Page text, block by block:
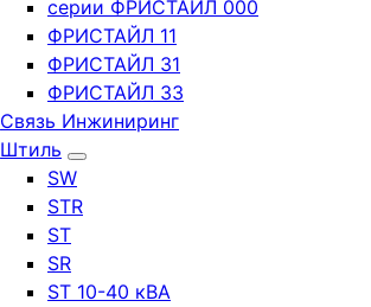
серии ФРИСТАЙЛ 000
ФРИСТАЙЛ 11
ФРИСТАЙЛ 31
ФРИСТАЙЛ 33
Связь Инжиниринг
Штиль
SW
STR
ST
SR
ST 10-40 кВА